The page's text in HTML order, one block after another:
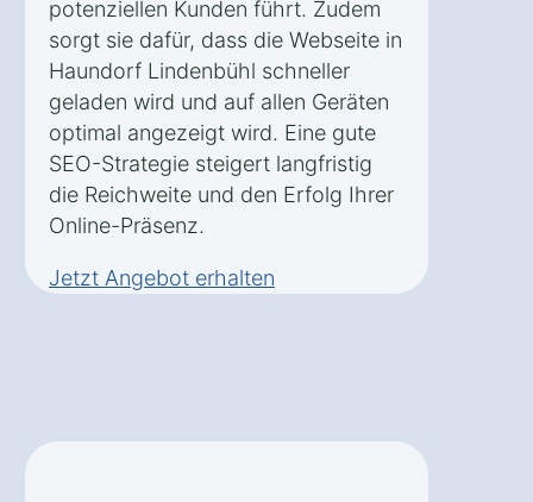
potenziellen Kunden führt. Zudem
sorgt sie dafür, dass die Webseite in
Haundorf Lindenbühl schneller
geladen wird und auf allen Geräten
optimal angezeigt wird. Eine gute
SEO-Strategie steigert langfristig
die Reichweite und den Erfolg Ihrer
Online-Präsenz.
Jetzt Angebot erhalten